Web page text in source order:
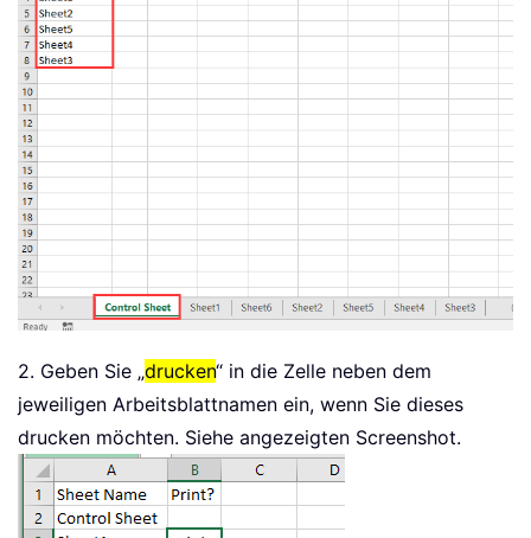
2. Geben Sie „drucken“ in die Zelle neben dem
jeweiligen Arbeitsblattnamen ein, wenn Sie dieses
drucken möchten. Siehe angezeigten Screenshot.